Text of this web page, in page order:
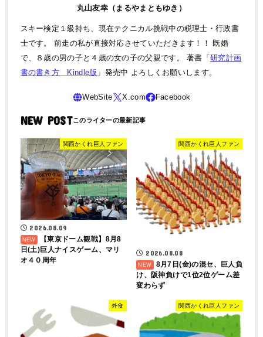
丸山友幸（まるやまともゆき）
スキー検定１級持ち、現在テクニカル挑戦中の税理士・行政書
士です。 前走の私が直接対応させていただきます！！ 既婚
で、８歳の男の子と４歳の女の子の父親です。 著書「研究計画
書の書き方 Kindle版 」発売中 よろしくお願いします。
NEW POST
関西かくれ巨人ファン
2026.08.09
【東京ドーム観戦】8月8
日(土)巨人ナイスゲーム、マリ
オ４０周年
関西かくれ巨人ファン
2026.08.08
8月7日(金)の混セ、巨人負
け、阪神負けで1位2位ゲーム差
変わらず
外食 関西かくれ巨人ファン